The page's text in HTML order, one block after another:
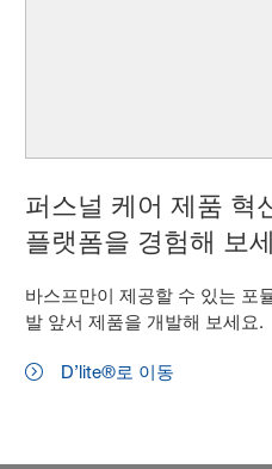
퍼스널 케어 제품 혁
플랫폼을 경험해 보
바스프만이 제공할 수 있는 포
발 앞서 제품을 개발해 보세요.
D’lite®로 이동